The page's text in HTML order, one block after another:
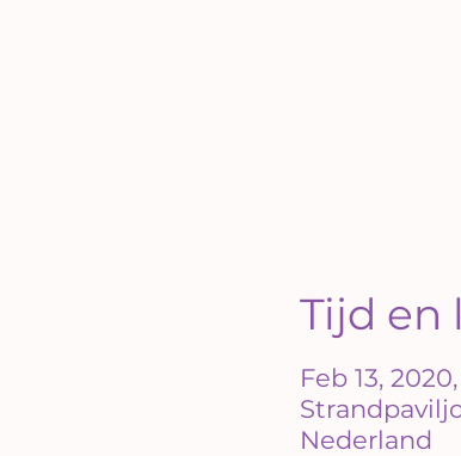
Tijd en
Feb 13,
Nederland